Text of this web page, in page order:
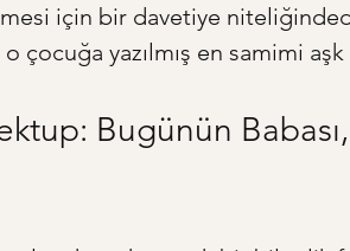
için bir davetiye
çocuğa yazılmış en samimi
Bugünün Babası,